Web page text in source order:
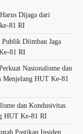
Dijaga dari
81 RI
Publik Diimbau Jaga
81 RI
Nasionalisme dan
Menjelang HUT Ke-81
dan Kondusivitas
HUT Ke-81 RI
Pastikan Insiden